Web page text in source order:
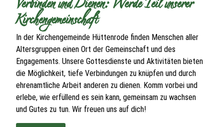
Verbinden und Dienen: Werde Teil unserer
Kirchengemeinschaft
In der Kirchengemeinde Hüttenrode finden Menschen aller
Altersgruppen einen Ort der Gemeinschaft und des
Engagements. Unsere Gottesdienste und Aktivitäten bieten
die Möglichkeit, tiefe Verbindungen zu knüpfen und durch
ehrenamtliche Arbeit anderen zu dienen. Komm vorbei und
erlebe, wie erfüllend es sein kann, gemeinsam zu wachsen
und Gutes zu tun. Wir freuen uns auf dich!